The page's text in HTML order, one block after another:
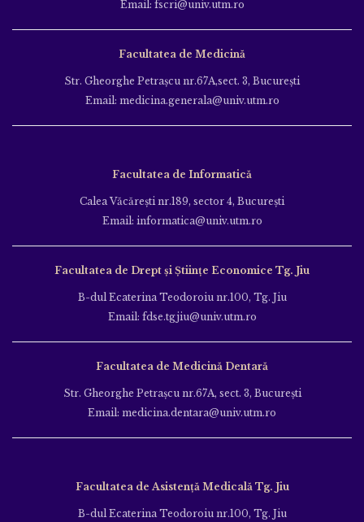
Email: fscri@univ.utm.ro
Facultatea de Medicină
Str. Gheorghe Petraşcu nr.67A,sect. 3, Bucureşti
Email: medicina.generala@univ.utm.ro
Facultatea de Informatică
Calea Văcăreşti nr.189, sector 4, Bucureşti
Email: informatica@univ.utm.ro
Facultatea de Drept și Științe Economice Tg. Jiu
B-dul Ecaterina Teodoroiu nr.100, Tg. Jiu
Email: fdse.tgjiu@univ.utm.ro
Facultatea de Medicină Dentară
Str. Gheorghe Petraşcu nr.67A, sect. 3, Bucureşti
Email: medicina.dentara@univ.utm.ro
Facultatea de Asistență Medicală Tg. Jiu
B-dul Ecaterina Teodoroiu nr.100, Tg. Jiu